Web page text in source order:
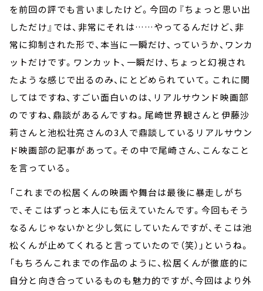
を前回の評でも言いましたけど。今回の『ちょっと思い出
しただけ』では、非常にそれは……やってるんだけど、非
常に抑制された形で、本当に一瞬だけ、っていうか、ワンカ
ットだけです。ワンカット、一瞬だけ、ちょっと幻視され
たような感じで出るのみ、にとどめられていて。これに関
してはですね、すごい面白いのは、リアルサウンド映画部
のですね、鼎談があるんですね。尾崎世界観さんと伊藤沙
莉さんと池松壮亮さんの3人で鼎談しているリアルサウン
ド映画部の記事があって。その中で尾崎さん、こんなこと
を言っている。
「これまでの松居くんの映画や舞台は最後に暴走しがち
で、そこはずっと本人にも伝えていたんです。今回もそう
なるんじゃないかと少し気にしていたんですが、そこは池
松くんが止めてくれると言っていたので（笑）」というね。
「もちろんこれまでの作品のように、松居くんが徹底的に
自分と向き合っているものも魅力的ですが、今回はより外